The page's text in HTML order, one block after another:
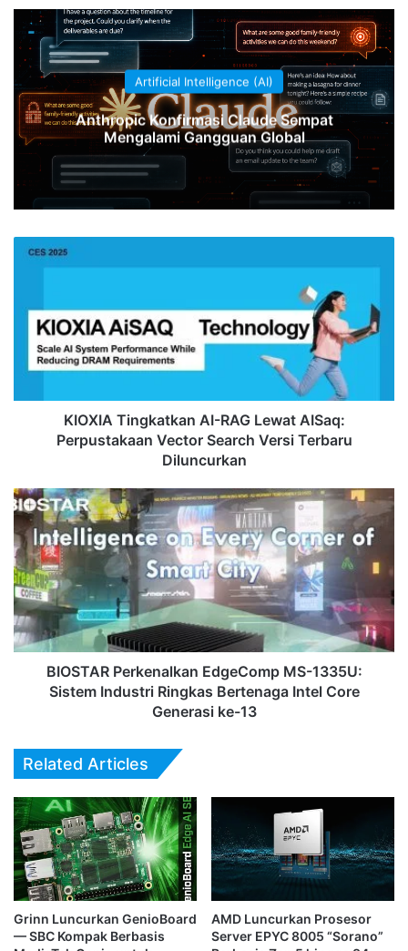
Artificial Intelligence (AI)
Anthropic Konfirmasi Claude Sempat
Mengalami Gangguan Global
KIOXIA
Tingkatkan
Lewat
AISaq:
Perpustakaan
Search
KIOXIA Tingkatkan AI-RAG Lewat AISaq:
Perpustakaan Vector Search Versi Terbaru
Diluncurkan
BIOSTAR
Perkenalkan
EdgeComp
MS-
1335U:
Sistem
Industri
Ringkas
Bertenaga
13
BIOSTAR Perkenalkan EdgeComp MS-1335U:
Sistem Industri Ringkas Bertenaga Intel Core
Generasi ke-13
Related Articles
Grinn Luncurkan GenioBoard
— SBC Kompak Berbasis
AMD Luncurkan Prosesor
Server EPYC 8005 “Sorano”